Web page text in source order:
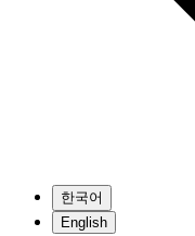
한국어
English